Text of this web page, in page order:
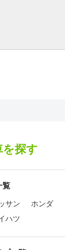
を探す
覧
サン ホンダ
ハツ